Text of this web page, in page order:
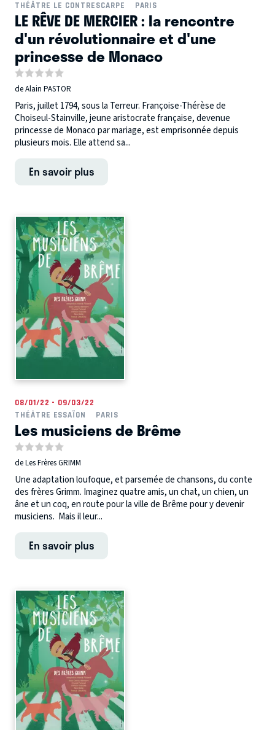
THÉÂTRE LE CONTRESCARPE
PARIS
LE RÊVE DE MERCIER : la rencontre
d'un révolutionnaire et d'une
princesse de Monaco
de Alain PASTOR
Paris, juillet 1794, sous la Terreur. Françoise-Thérèse de
Choiseul-Stainville, jeune aristocrate française, devenue
princesse de Monaco par mariage, est emprisonnée depuis
plusieurs mois. Elle attend sa...
En savoir plus
08/01/22 - 09/03/22
THÉÂTRE ESSAÏON
PARIS
Les musiciens de Brême
de Les Frères GRIMM
Une adaptation loufoque, et parsemée de chansons, du conte
des frères Grimm. Imaginez quatre amis, un chat, un chien, un
âne et un coq, en route pour la ville de Brême pour y devenir
musiciens. Mais il leur...
En savoir plus